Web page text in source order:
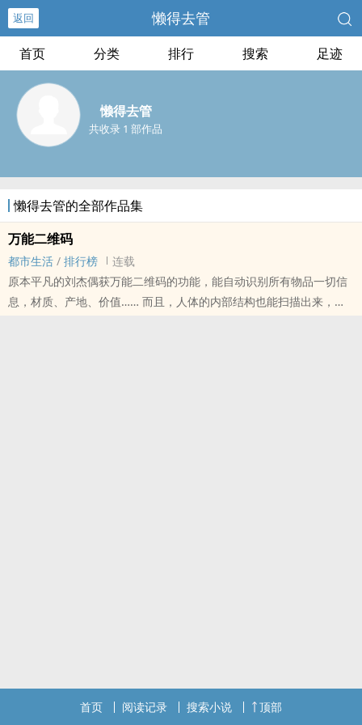
返回 懒得去管
首页 分类 排行 搜索 足迹
懒得去管
共收录 1 部作品
懒得去管的全部作品集
万能二维码
都市生活 / 排行榜
连载
原本平凡的刘杰偶获万能二维码的功能，能自动识别所有物品一切信
息，材质、产地、价值…… 而且，人体的内部结构也能扫描出来，轻
首页 阅读记录 搜索小说 顶部